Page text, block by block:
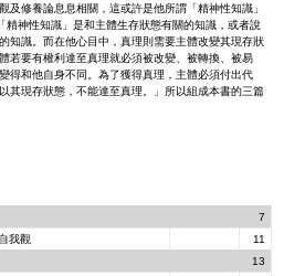
及修養論息息相關，這或許是他所謂「精神性知識」
神性知識」是和主體生存狀態有關的知識，或者說
知識。而在他心目中，真理則需要主體改變其現存狀
若要有權利達至真理就必須被改變、被轉換、被易
得和他自身不同。為了獲得真理，主體必須付出代
其現存狀態，不能達至真理。」所以組成本書的三篇
7
我觀
11
13